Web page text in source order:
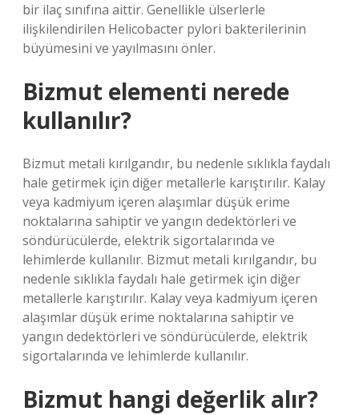
bir ilaç sınıfına aittir. Genellikle ülserlerle
ilişkilendirilen Helicobacter pylori bakterilerinin
büyümesini ve yayılmasını önler.
Bizmut elementi nerede
kullanılır?
Bizmut metali kırılgandır, bu nedenle sıklıkla faydalı
hale getirmek için diğer metallerle karıştırılır. Kalay
veya kadmiyum içeren alaşımlar düşük erime
noktalarına sahiptir ve yangın dedektörleri ve
söndürücülerde, elektrik sigortalarında ve
lehimlerde kullanılır. Bizmut metali kırılgandır, bu
nedenle sıklıkla faydalı hale getirmek için diğer
metallerle karıştırılır. Kalay veya kadmiyum içeren
alaşımlar düşük erime noktalarına sahiptir ve
yangın dedektörleri ve söndürücülerde, elektrik
sigortalarında ve lehimlerde kullanılır.
Bizmut hangi değerlik alır?